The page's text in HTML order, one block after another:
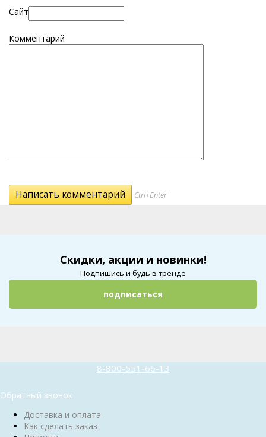
Сайт
Комментарий
Ctrl+Enter
Скидки, акции и новинки!
Подпишись и будь в тренде
подписаться
8-800-551-66-13
Обратный звонок
Доставка и оплата
Как сделать заказ